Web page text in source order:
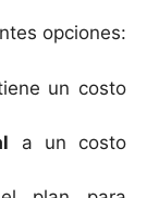
opciones:
un costo
a un costo